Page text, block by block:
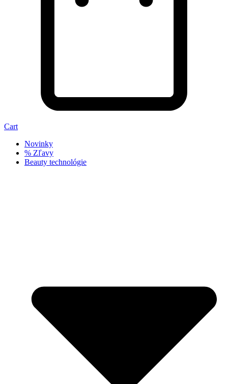
Cart
Novinky
% Zľavy
Beauty technológie